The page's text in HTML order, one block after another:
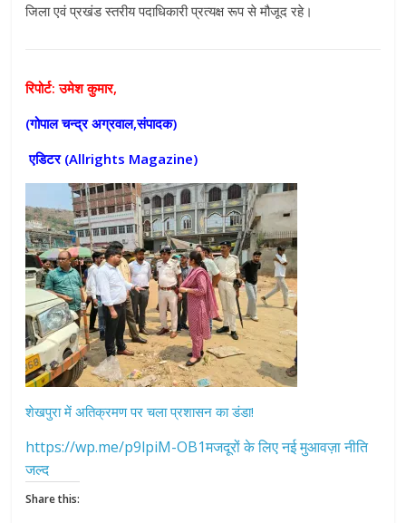
जिला एवं प्रखंड स्तरीय पदाधिकारी प्रत्यक्ष रूप से मौजूद रहे।
रिपोर्ट: उमेश कुमार,
(गोपाल चन्द्र अग्रवाल,संपादक)
एडिटर (Allrights Magazine)
शेखपुरा में अतिक्रमण पर चला प्रशासन का डंडा!
https://wp.me/p9lpiM-OB1मजदूरों के लिए नई मुआवज़ा नीति
जल्द
Share this: